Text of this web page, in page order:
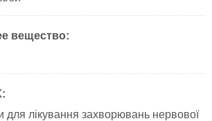
вещество:
для лікування захворювань нервової